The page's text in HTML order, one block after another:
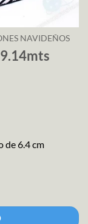
NAVIDEÑOS
de 6.4 cm